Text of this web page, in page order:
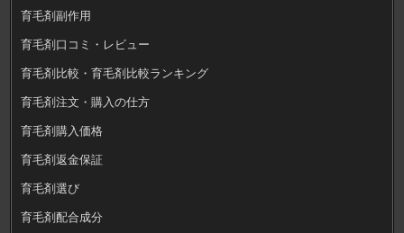
育毛剤副作用
育毛剤口コミ・レビュー
育毛剤比較・育毛剤比較ランキング
育毛剤注文・購入の仕方
育毛剤購入価格
育毛剤返金保証
育毛剤選び
育毛剤配合成分